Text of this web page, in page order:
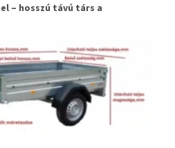
– hosszú távú társ a